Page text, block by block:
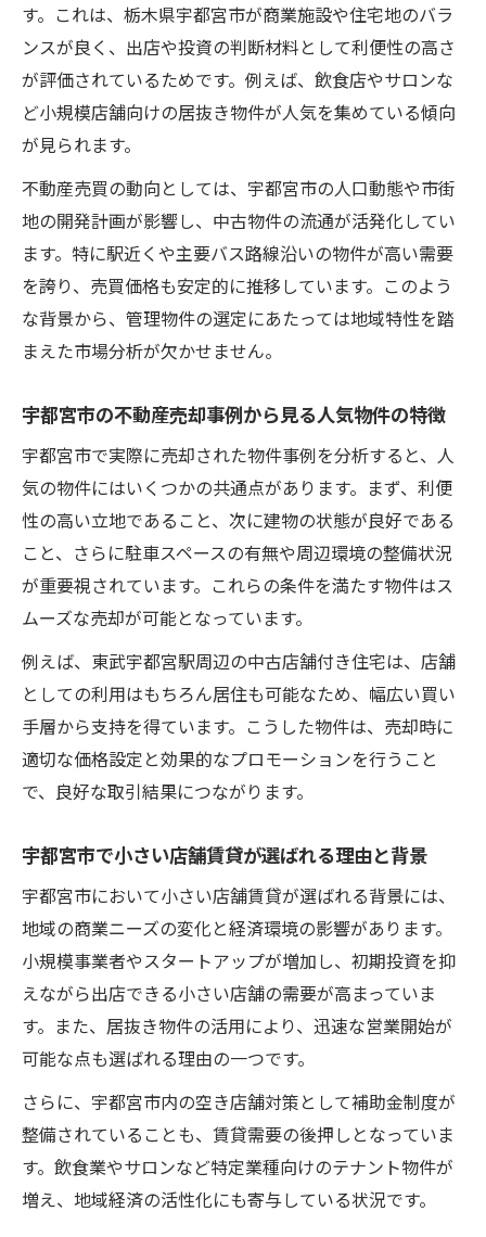
す。これは、栃木県宇都宮市が商業施設や住宅地のバラ
ンスが良く、出店や投資の判断材料として利便性の高さ
が評価されているためです。例えば、飲食店やサロンな
ど小規模店舗向けの居抜き物件が人気を集めている傾向
が見られます。
不動産売買の動向としては、宇都宮市の人口動態や市街
地の開発計画が影響し、中古物件の流通が活発化してい
ます。特に駅近くや主要バス路線沿いの物件が高い需要
を誇り、売買価格も安定的に推移しています。このよう
な背景から、管理物件の選定にあたっては地域特性を踏
まえた市場分析が欠かせません。
宇都宮市の不動産売却事例から見る人気物件の特徴
宇都宮市で実際に売却された物件事例を分析すると、人
気の物件にはいくつかの共通点があります。まず、利便
性の高い立地であること、次に建物の状態が良好である
こと、さらに駐車スペースの有無や周辺環境の整備状況
が重要視されています。これらの条件を満たす物件はス
ムーズな売却が可能となっています。
例えば、東武宇都宮駅周辺の中古店舗付き住宅は、店舗
としての利用はもちろん居住も可能なため、幅広い買い
手層から支持を得ています。こうした物件は、売却時に
適切な価格設定と効果的なプロモーションを行うこと
で、良好な取引結果につながります。
宇都宮市で小さい店舗賃貸が選ばれる理由と背景
宇都宮市において小さい店舗賃貸が選ばれる背景には、
地域の商業ニーズの変化と経済環境の影響があります。
小規模事業者やスタートアップが増加し、初期投資を抑
えながら出店できる小さい店舗の需要が高まっていま
す。また、居抜き物件の活用により、迅速な営業開始が
可能な点も選ばれる理由の一つです。
さらに、宇都宮市内の空き店舗対策として補助金制度が
整備されていることも、賃貸需要の後押しとなっていま
す。飲食業やサロンなど特定業種向けのテナント物件が
増え、地域経済の活性化にも寄与している状況です。